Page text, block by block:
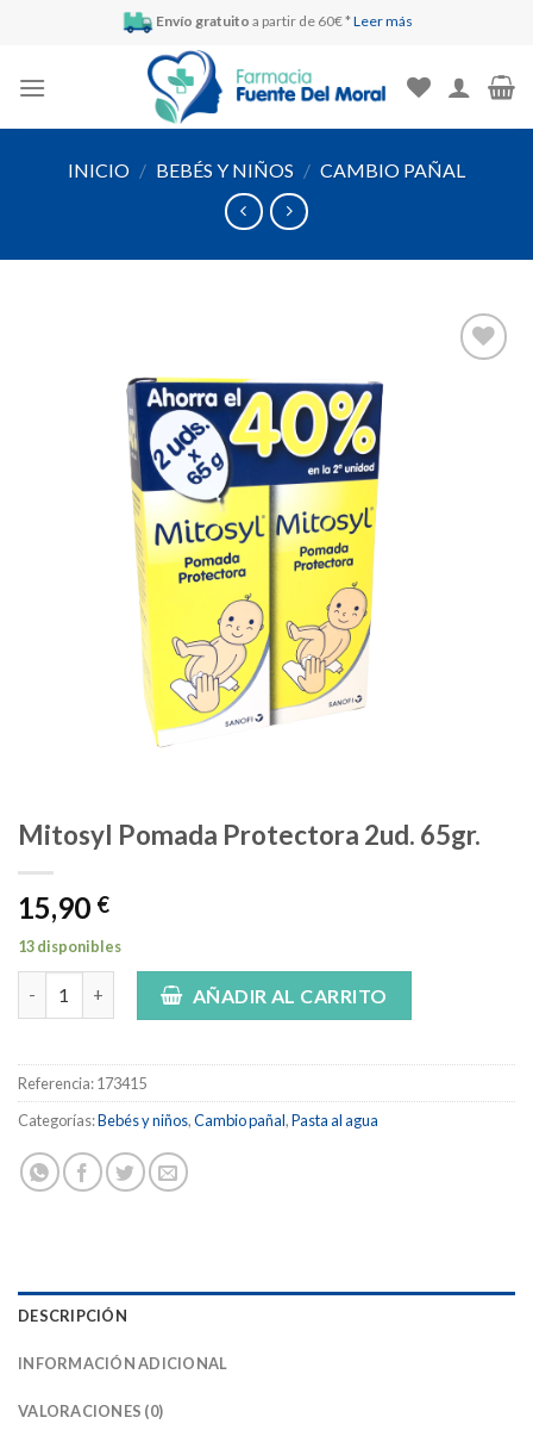
Envío gratuito a partir de 60€ * Leer más
INICIO / BEBÉS Y NIÑOS / CAMBIO PAÑAL
Mitosyl Pomada Protectora 2ud. 65gr.
15,90 €
13 disponibles
Mitosyl Pomada Protectora 2ud. 65gr. cantidad
AÑADIR AL CARRITO
Referencia:173415
Categorías:Bebés y niños,Cambio pañal,Pasta al agua
DESCRIPCIÓN
INFORMACIÓN ADICIONAL
VALORACIONES (0)